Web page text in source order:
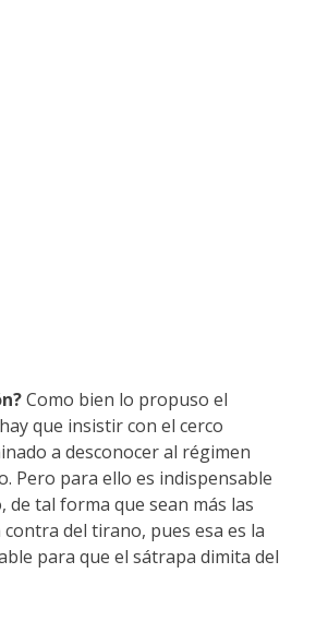
Como bien lo propuso el
que insistir con el cerco
a desconocer al régimen
Pero para ello es indispensable
de tal forma que sean más las
del tirano, pues esa es la
para que el sátrapa dimita del